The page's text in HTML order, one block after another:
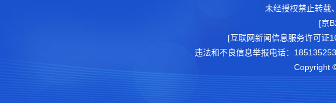
未经授权禁止转载
[京
[互联网新闻信息服务许可证
违法和不良信息举报电话：
Copyright